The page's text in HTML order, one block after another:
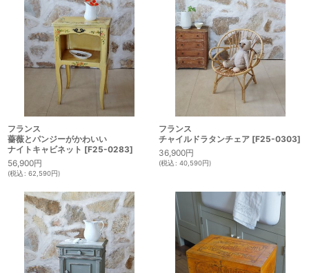
フランス
薔薇とパンジーがかわいい
ナイトキャビネット [F25-0283]
56,900円
(税込: 62,590円)
フランス
チャイルドラタンチェア [F25-0303]
36,900円
(税込: 40,590円)